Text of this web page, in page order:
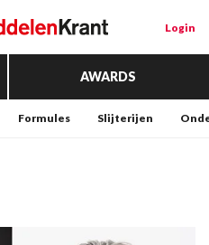
Login
AWARDS
Formules Slijterijen